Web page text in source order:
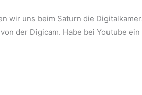
wir uns beim Saturn die
der Digicam. Habe bei Youtube